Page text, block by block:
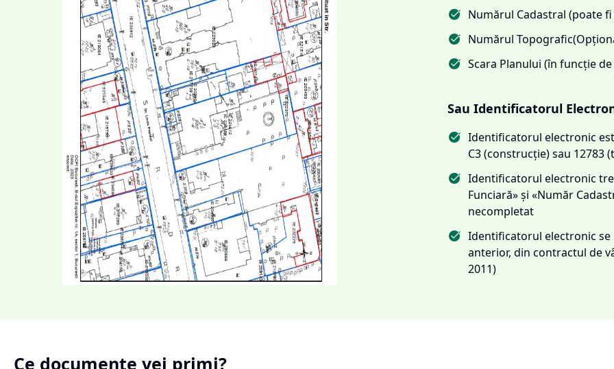
Numărul Cadastral (poate
Numărul
Scara Planului (în funcție
Sau Identificatorul
Identificatorul electronic
C3 (construcție) sau 12783
Identificatorul electronic
Funciară» și «Număr
necompletat
Identificatorul electronic
anterior, din contractul de
2011)
Ce documente vei primi?